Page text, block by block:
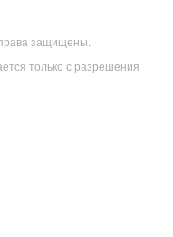
защищены.
только с разрешения